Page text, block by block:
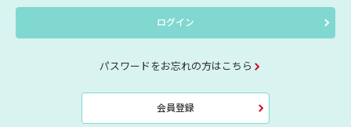
ログイン
パスワードをお忘れの方はこちら
会員登録